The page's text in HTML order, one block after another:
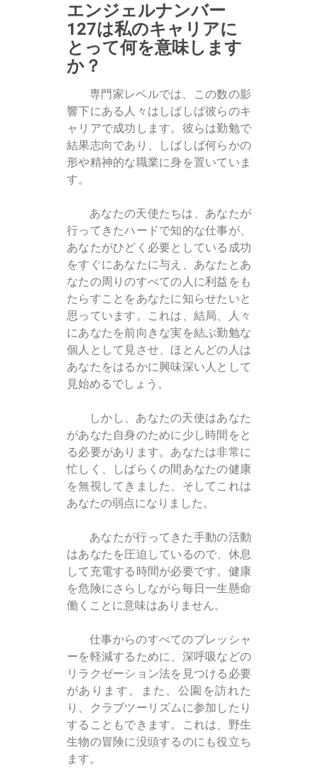
エンジェルナンバー
127は私のキャリアに
とって何を意味します
か？
専門家レベルでは、この数の影
響下にある人々はしばしば彼らのキ
ャリアで成功します。彼らは勤勉で
結果志向であり、しばしば何らかの
形や精神的な職業に身を置いていま
す。
あなたの天使たちは、あなたが
行ってきたハードで知的な仕事が、
あなたがひどく必要としている成功
をすぐにあなたに与え、あなたとあ
なたの周りのすべての人に利益をも
たらすことをあなたに知らせたいと
思っています。これは、結局、人々
にあなたを前向きな実を結ぶ勤勉な
個人として見させ、ほとんどの人は
あなたをはるかに興味深い人として
見始めるでしょう。
しかし、あなたの天使はあなた
があなた自身のために少し時間をと
る必要があります。あなたは非常に
忙しく、しばらくの間あなたの健康
を無視してきました、そしてこれは
あなたの弱点になりました。
あなたが行ってきた手動の活動
はあなたを圧迫しているので、休息
して充電する時間が必要です。健康
を危険にさらしながら毎日一生懸命
働くことに意味はありません。
仕事からのすべてのプレッシャ
ーを軽減するために、深呼吸などの
リラクゼーション法を見つける必要
があります。また、公園を訪れた
り、クラブツーリズムに参加したり
することもできます。これは、野生
生物の冒険に没頭するのにも役立ち
ます。